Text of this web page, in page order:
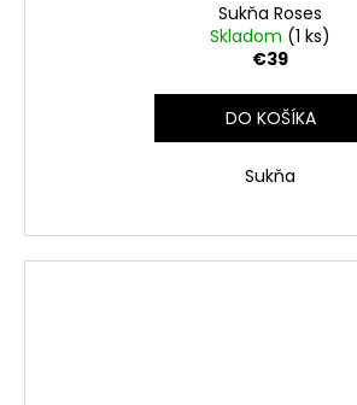
Sukňa Roses
Skladom (1 ks)
€39
DO KOŠÍKA
Sukňa